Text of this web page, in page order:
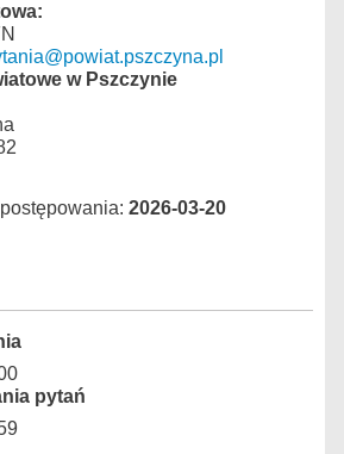
w Pszczynie
2026-03-20
pytań